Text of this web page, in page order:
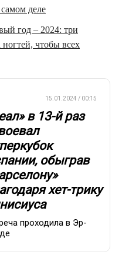
деле
год – 2024: три
чтобы всех
15.01.2024 / 00:15
в 13-й раз
обыграв
хет-трику
проходила в Эр-